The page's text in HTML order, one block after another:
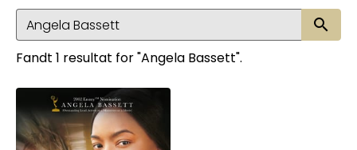
Fandt 1 resultat for "Angela Bassett".